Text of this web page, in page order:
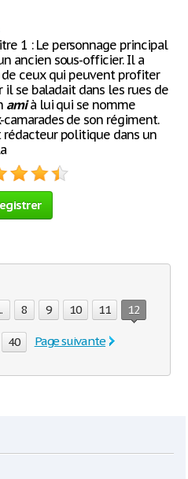
1 : Le personnage principal
ancien sous-officier. Il a
ceux qui peuvent profiter
il se baladait dans les rues de
amià lui qui se nomme
de son régiment.
politique dans un
8 9 10 11 12
40 Page suivante